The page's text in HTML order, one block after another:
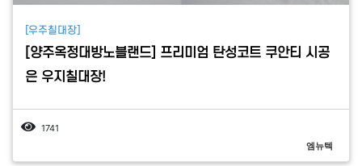
[우주칠대장]
[양주옥정대방노블랜드] 프리미엄 탄성코트 쿠안티 시공
은 우지칠대장!
1741
엠뉴텍